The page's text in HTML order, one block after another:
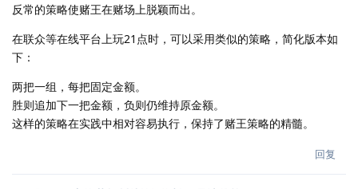
反常的策略使赌王在赌场上脱颖而出。
在联众等在线平台上玩21点时，可以采用类似的策略，简化版本如
下：
两把一组，每把固定金额。
胜则追加下一把金额，负则仍维持原金额。
这样的策略在实践中相对容易执行，保持了赌王策略的精髓。
回复